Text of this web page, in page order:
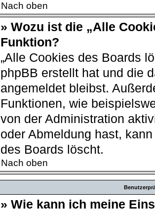
Nach oben
» Wozu ist die „Alle
Funktion?
„Alle Cookies des Boards
phpBB erstellt hat und die
angemeldet bleibst.
Funktionen, wie
von der Administration
oder Abmeldung hast,
des Boards löscht.
Nach oben
» Wie kann ich meine